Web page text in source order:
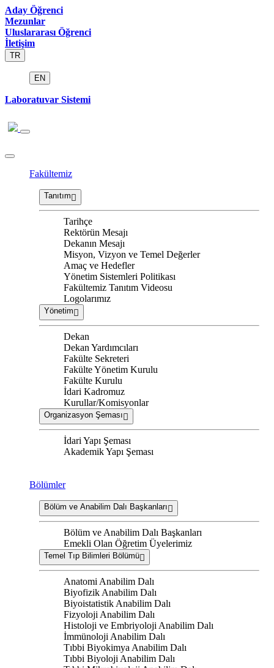
Aday Öğrenci
Mezunlar
Uluslararası Öğrenci
İletişim
TR
EN
Laboratuvar Sistemi
Fakültemiz
Tanıtım
Tarihçe
Rektörün Mesajı
Dekanın Mesajı
Misyon, Vizyon ve Temel Değerler
Amaç ve Hedefler
Yönetim Sistemleri Politikası
Fakültemiz Tanıtım Videosu
Logolarımız
Yönetim
Dekan
Dekan Yardımcıları
Fakülte Sekreteri
Fakülte Yönetim Kurulu
Fakülte Kurulu
İdari Kadromuz
Kurullar/Komisyonlar
Organizasyon Şeması
İdari Yapı Şeması
Akademik Yapı Şeması
Bölümler
Bölüm ve Anabilim Dalı Başkanları
Bölüm ve Anabilim Dalı Başkanları
Emekli Olan Öğretim Üyelerimiz
Temel Tıp Bilimleri Bölümü
Anatomi Anabilim Dalı
Biyofizik Anabilim Dalı
Biyoistatistik Anabilim Dalı
Fizyoloji Anabilim Dalı
Histoloji ve Embriyoloji Anabilim Dalı
İmmünoloji Anabilim Dalı
Tıbbi Biyokimya Anabilim Dalı
Tıbbi Biyoloji Anabilim Dalı